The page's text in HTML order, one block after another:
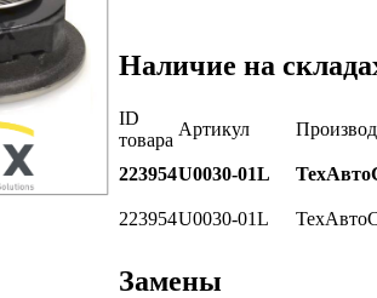
Наличие на
ID
товара
Артикул
223954U0030-01L
223954U0030-01L
Замены